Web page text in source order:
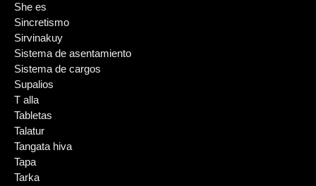
She es
Sincretismo
Sirvinakuy
Sistema de asentamiento
Sistema de cargos
Supalios
T alla
Tabletas
Talatur
Tangata hiva
Tapa
Tarka